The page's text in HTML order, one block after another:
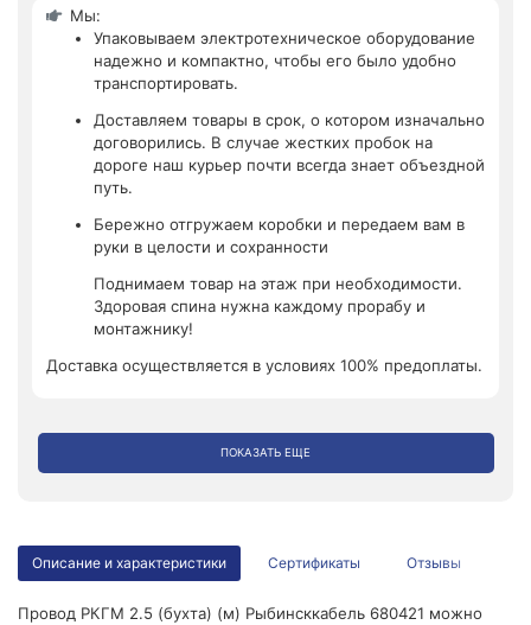
Мы:
Упаковываем электротехническое оборудование
надежно и компактно, чтобы его было удобно
транспортировать.
Доставляем товары в срок, о котором изначально
договорились. В случае жестких пробок на
дороге наш курьер почти всегда знает объездной
путь.
Бережно отгружаем коробки и передаем вам в
руки в целости и сохранности
Поднимаем товар на этаж при необходимости.
Здоровая спина нужна каждому прорабу и
монтажнику!
Доставка осуществляется в условиях 100% предоплаты.
ПОКАЗАТЬ ЕЩЕ
Описание и характеристики Сертификаты Отзывы
Провод РКГМ 2.5 (бухта) (м) Рыбинсккабель 680421 можно